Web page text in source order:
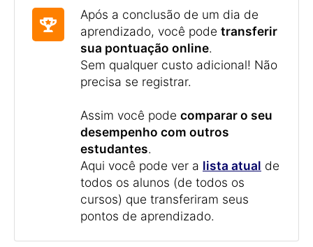
Após a conclusão de um dia de
aprendizado, você pode transferir
sua pontuação online.
Sem qualquer custo adicional! Não
precisa se registrar.
Assim você pode comparar o seu
desempenho com outros
estudantes.
Aqui você pode ver a lista atual de
todos os alunos (de todos os
cursos) que transferiram seus
pontos de aprendizado.